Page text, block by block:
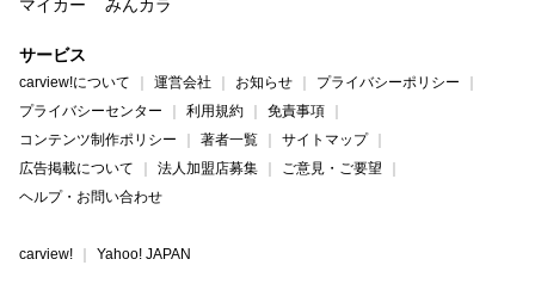
マイカー
みんカラ
サービス
carview!について 運営会社 お知らせ
プライバシーポリシー
プライバシーセンター
利用規約
免責事項
コンテンツ制作ポリシー
著者一覧
サイトマップ
広告掲載について
法人加盟店募集
ご意見・ご要望
ヘルプ・お問い合わせ
carview! Yahoo! JAPAN